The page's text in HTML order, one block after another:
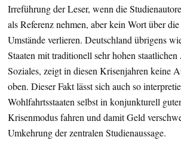
Irreführung der Leser, wenn die
als Referenz nehmen, aber kein Wort über die
Umstände verlieren. Deutschland übrigens
Staaten mit traditionell sehr hohen
Soziales, zeigt in diesen Krisenjahren keine
oben. Dieser Fakt lässt sich auch so
Wohlfahrtsstaaten selbst in konjunkturell
Krisenmodus fahren und damit Geld
Umkehrung der zentralen Studienaussage.